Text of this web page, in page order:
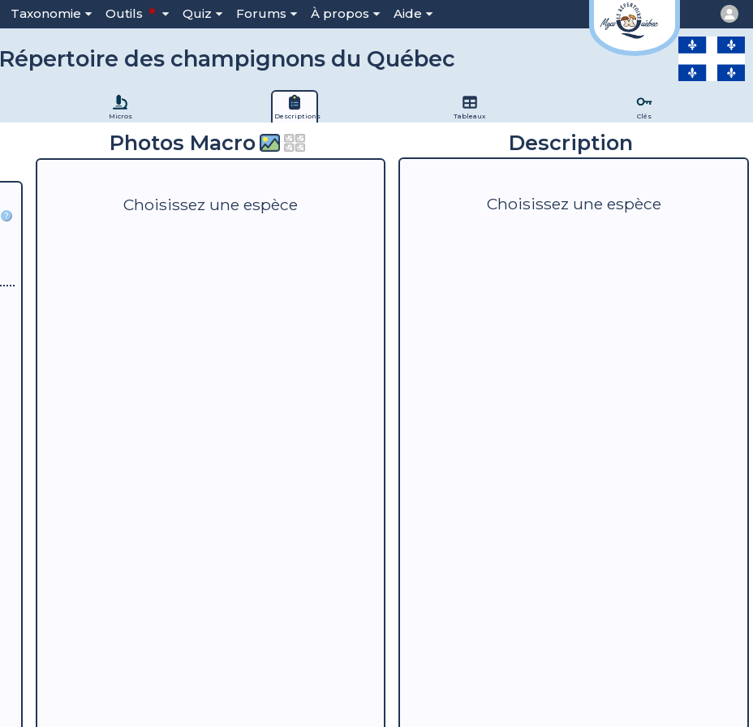
Taxonomie Outils Quiz Forums À propos Aide
Répertoire des champignons du Québec
Micros Descriptions Tableaux Clés
?
Photos Macro
Choisissez une espèce
Description
Choisissez une espèce